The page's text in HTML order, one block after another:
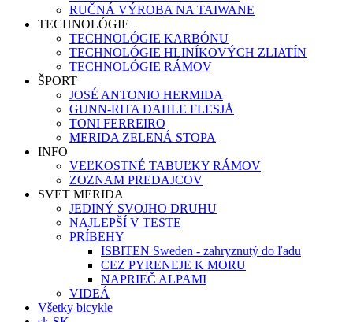
RUČNÁ VÝROBA NA TAIWANE
TECHNOLÓGIE
TECHNOLÓGIE KARBÓNU
TECHNOLÓGIE HLINÍKOVÝCH ZLIATÍN
TECHNOLÓGIE RÁMOV
ŠPORT
JOSÉ ANTONIO HERMIDA
GUNN-RITA DAHLE FLESJÅ
TONI FERREIRO
MERIDA ZELENÁ STOPA
INFO
VEĽKOSTNÉ TABUĽKY RÁMOV
ZOZNAM PREDAJCOV
SVET MERIDA
JEDINÝ SVOJHO DRUHU
NAJLEPŠÍ V TESTE
PRÍBEHY
ISBITEN Sweden - zahryznutý do ľadu
CEZ PYRENEJE K MORU
NAPRIEČ ALPAMI
VIDEÁ
Všetky bicykle